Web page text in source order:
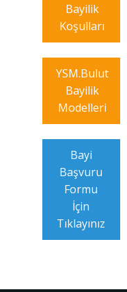
Bayilik
Koşulları
YSM.Bulut
Bayilik
Modelleri
Bayi
Başvuru
Formu
İçin
Tıklayınız